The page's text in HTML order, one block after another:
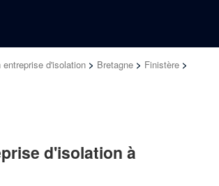
entreprise d'isolation > Bretagne > Finistère >
d'isolation à